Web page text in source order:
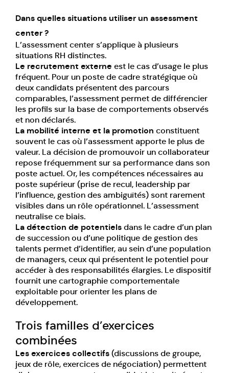
Dans quelles situations utiliser un assessment
center ?
L’assessment center s’applique à plusieurs
situations RH distinctes.
Le recrutement externe est le cas d’usage le plus
fréquent. Pour un poste de cadre stratégique où
deux candidats présentent des parcours
comparables, l’assessment permet de différencier
les profils sur la base de comportements observés
et non déclarés.
La mobilité interne et la promotion constituent
souvent le cas où l’assessment apporte le plus de
valeur. La décision de promouvoir un collaborateur
repose fréquemment sur sa performance dans son
poste actuel. Or, les compétences nécessaires au
poste supérieur (prise de recul, leadership par
l’influence, gestion des ambiguïtés) sont rarement
visibles dans un rôle opérationnel. L’assessment
neutralise ce biais.
La détection de potentielsdans le cadre d’un plan
de succession ou d’une politique de gestion des
talents permet d’identifier, au sein d’une population
de managers, ceux qui présentent le potentiel pour
accéder à des responsabilités élargies. Le dispositif
fournit une cartographie comportementale
exploitable pour orienter les plans de
développement.
Trois familles d’exercices
combinées
Les exercices collectifs(discussions de groupe,
jeux de rôle, exercices de négociation) permettent